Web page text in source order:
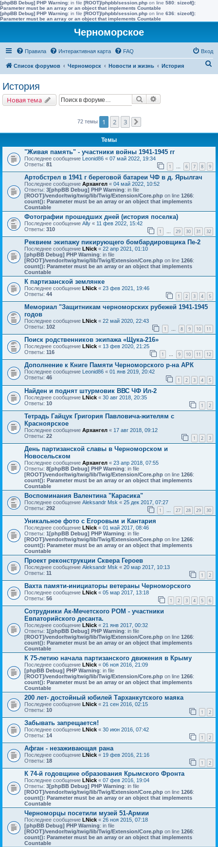
[phpBB Debug] PHP Warning: in file [ROOT]/phpbb/session.php on line 580: sizeof():
Parameter must be an array or an object that implements Countable
[phpBB Debug] PHP Warning: in file [ROOT]/phpbb/session.php on line 636: sizeof():
Parameter must be an array or an object that implements Countable
Черноморское
Правила Интерактивная карта FAQ Вход
Список форумов Черноморск Новости и жизнь История
История
Новая тема Поиск
72 темы 1 2 3
Темы
"Живая память" - участники войны 1941-1945 гг
Последнее сообщение Leonid86 « 07 май 2022, 19:34
Ответы: 81 1 … 6 7 8 9
Артобстрел в 1941 г береговой батареи ЧФ в д. Ярылгач
Последнее сообщение Архангел « 04 май 2022, 10:52
Ответы: 3[phpBB Debug] PHP Warning: in file
[ROOT]/vendor/twig/twig/lib/Twig/Extension/Core.php on line 1266:
count(): Parameter must be an array or an object that implements
Countable
Фотографии прошедших дней (история поселка)
Последнее сообщение Ally « 11 фев 2022, 15:42
Ответы: 310 1 … 29 30 31 32
Реквием экипажу пикирующего бомбардировщика Пе-2
Последнее сообщение LNick « 22 апр 2021, 01:10
[phpBB Debug] PHP Warning: in file
[ROOT]/vendor/twig/twig/lib/Twig/Extension/Core.php on line 1266:
count(): Parameter must be an array or an object that implements
Countable
К партизанской землянке
Последнее сообщение LNick « 23 фев 2021, 19:46
Ответы: 44 1 2 3 4 5
Мемориал "Защитникам черноморских рубежей 1941-1945
годов
Последнее сообщение LNick « 22 май 2020, 22:43
Ответы: 102 1 … 8 9 10 11
Поиск родственников экипажа «Щука-216»
Последнее сообщение LNick « 13 фев 2020, 21:25
Ответы: 116 1 … 9 10 11 12
Дополнение к Книге Памяти Черноморского р-на АРК
Последнее сообщение Leonid86 « 01 янв 2019, 20:42
Ответы: 46 1 2 3 4 5
Найден и поднят штурмовик ВВС ЧФ Ил-2
Последнее сообщение LNick « 30 авг 2018, 20:35
Ответы: 10 1 2
Тетрадь Гайцук Григория Павловича-жителям с
Красноярское
Последнее сообщение Архангел « 17 авг 2018, 09:12
Ответы: 22 1 2 3
День партизанской славы в Черноморском и
Новосельском
Последнее сообщение Архангел « 23 апр 2018, 07:55
Ответы: 8[phpBB Debug] PHP Warning: in file
[ROOT]/vendor/twig/twig/lib/Twig/Extension/Core.php on line 1266:
count(): Parameter must be an array or an object that implements
Countable
Воспоминания Валентина "Карасика"
Последнее сообщение Aleksandr Msk « 25 дек 2017, 07:27
Ответы: 292 1 27 28 29 30
Уникальное фото с Егоровым и Кантария
Последнее сообщение LNick « 01 май 2017, 08:46
Ответы: 1[phpBB Debug] PHP Warning: in file
[ROOT]/vendor/twig/twig/lib/Twig/Extension/Core.php on line 1266:
count(): Parameter must be an array or an object that implements
Countable
Проект реконструкции Сквера Героев
Последнее сообщение Aleksandr Msk « 20 мар 2017, 10:13
Ответы: 11 1 2
Вахта памяти-инициаторы ветераны Черноморского
Последнее сообщение LNick « 05 мар 2017, 13:18
Ответы: 56 1 2 3 4 5 6
Сотрудники Ак-Мечетского РОМ - участники
Евпаторийского десанта.
Последнее сообщение LNick « 21 янв 2017, 00:32
Ответы: 1[phpBB Debug] PHP Warning: in file
[ROOT]/vendor/twig/twig/lib/Twig/Extension/Core.php on line 1266:
count(): Parameter must be an array or an object that implements
Countable
К 75-летию начала партизанского движения в Крыму
Последнее сообщение LNick « 06 ноя 2016, 21:09
[phpBB Debug] PHP Warning: in file
[ROOT]/vendor/twig/twig/lib/Twig/Extension/Core.php on line 1266:
count(): Parameter must be an array or an object that implements
Countable
200 лет- достойный юбилей Тарханкутского маяка
Последнее сообщение LNick « 21 сен 2016, 02:15
Ответы: 10 1 2
Забывать запрещается!
Последнее сообщение LNick « 30 июн 2016, 07:42
Ответы: 14 1 2
Афган - незаживающая рана
Последнее сообщение LNick « 19 фев 2016, 21:16
Ответы: 18 1 2
К 74-й годовщине образования Крымского Фронта
Последнее сообщение LNick « 07 фев 2016, 19:04
Ответы: 3[phpBB Debug] PHP Warning: in file
[ROOT]/vendor/twig/twig/lib/Twig/Extension/Core.php on line 1266:
count(): Parameter must be an array or an object that implements
Countable
Черноморцы посетили музей 51-Армии
Последнее сообщение LNick « 26 ноя 2015, 07:18
[phpBB Debug] PHP Warning: in file
[ROOT]/vendor/twig/twig/lib/Twig/Extension/Core.php on line 1266:
count(): Parameter must be an array or an object that implements
Countable